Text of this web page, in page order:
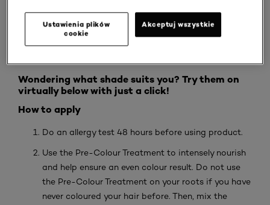
Wondering what shade suits you? Try them on
virtually below with just a click!
How to apply
Do an allergy test 48 hours before using product.
Use the Pre-Colour Treatment to intensely nourish
and help ensure an even colour result. Do not use
the Pre-Colour Treatment on your roots if you have
never coloured your hair before. Then, mix the
Ustawienia plików
cookie
Akceptuj wszystkie